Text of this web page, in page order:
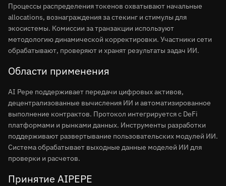
Процессы распределения токенов охватывают начальные
allocations, вознаграждения за стекинг и стимулы для
экосистемы. Комиссии за транзакции используют
методологию динамической корректировки. Участники сети
обрабатывают, проверяют и хранят результаты задач ИИ.
Области применения
AI Pepe поддерживает передачи цифровых активов,
децентрализованные вычисления ИИ и автоматизированное
выполнение контрактов. Протокол интегрируется с DeFi
платформами и рынками данных. Инструменты разработки
поддерживают развертывание пользовательских модулей ИИ.
Система обрабатывает выходные данные моделей ИИ для
проверки и расчетов.
Принятие AIPEPE